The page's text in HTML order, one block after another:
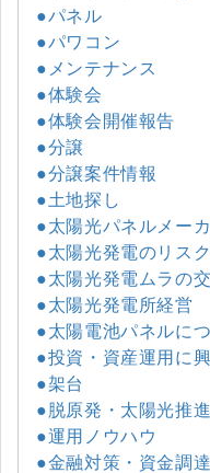
●パネル
●パワコン
●メンテナンス
●体験会
●体験会開催報告
●分譲
●分譲案件情報
●土地探し
●太陽光パネルメー
●太陽光発電のリス
●太陽光発電ムラの
●太陽光発電所経営
●太陽電池パネルに
●投資・資産運用に
●架台
●脱原発・太陽光推
●運用ノウハウ
●金融対策・資金調達